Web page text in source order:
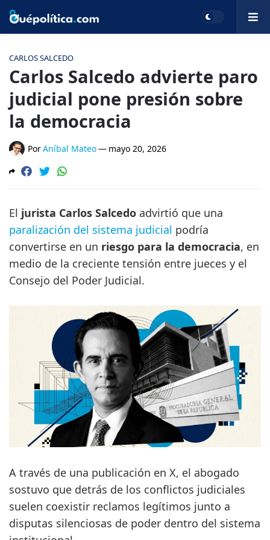
CARLOS SALCEDO
Carlos Salcedo advierte paro
judicial pone presión sobre
la democracia
PorAníbal Mateo— mayo 20, 2026
El jurista Carlos Salcedo advirtió que una
paralización del sistema judicial podría
convertirse en un riesgo para la democracia, en
medio de la creciente tensión entre jueces y el
Consejo del Poder Judicial.
A través de una publicación en X, el abogado
sostuvo que detrás de los conflictos judiciales
suelen coexistir reclamos legítimos junto a
disputas silenciosas de poder dentro del sistema